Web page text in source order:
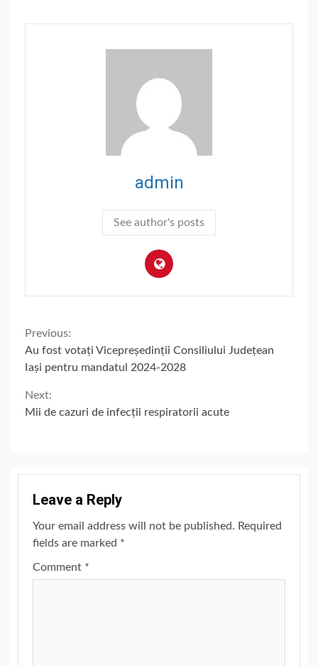
admin
See author's posts
Continue
Reading
Previous:
Au fost votați Vicepreședinții Consiliului Județean
Iași pentru mandatul 2024-2028
Next:
Mii de cazuri de infecții respiratorii acute
Leave a Reply
Your email address will not be published. Required
fields are marked *
Comment *